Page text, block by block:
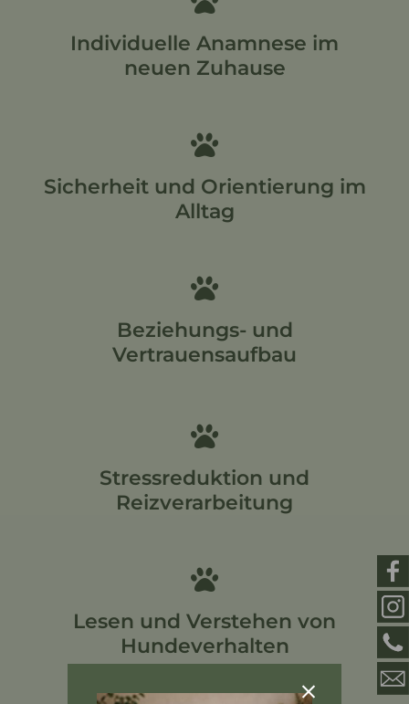
Individuelle Anamnese im
neuen Zuhause
Sicherheit und Orientierung im
Alltag
Beziehungs- und
Vertrauensaufbau
Stressreduktion und
Reizverarbeitung
Lesen und Verstehen von
Hundeverhalten